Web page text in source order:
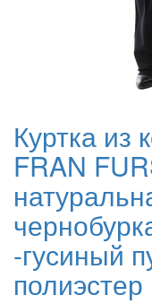
Куртка из
FRAN
-гусиный